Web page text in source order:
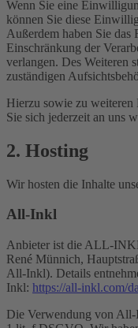
Wenn Sie eine
können Sie diese
Außerdem haben Sie das
Einschränkung der
verlangen. Des Weiteren
zuständigen
Hierzu sowie zu weiteren
Sie sich jederzeit an uns
2. Hosting
Wir hosten die Inhalte
All-Inkl
Anbieter ist die ALL-
René Münnich,
All-Inkl). Details
Inkl: https://all-inkl.com/
Die Verwendung von